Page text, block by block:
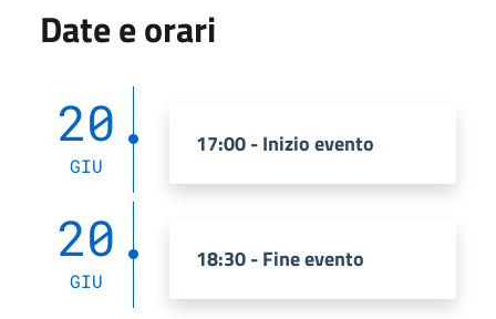
Date e orari
20
GIU
17:00 - Inizio evento
20
GIU
18:30 - Fine evento